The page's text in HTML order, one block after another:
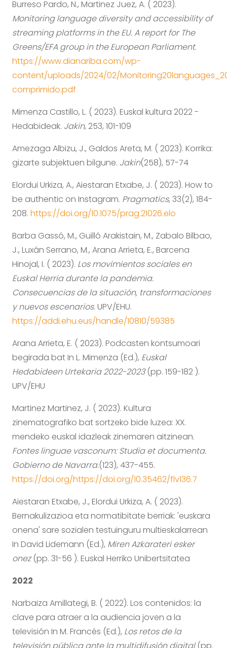
Burreso Pardo, N., Martinez Juez, A. ( 2023).
Monitoring language diversity and accessibility of
streaming platforms in the EU. A report for The
Greens/EFA group in the European Parliament.
https://www.dianariba.com/wp-
content/uploads/2024/02/
comprimido.pdf
Mimenza Castillo, L. ( 2023). Euskal kultura 2022 -
Hedabideak. Jakin, 253, 101-109
Amezaga Albizu, J., Galdos Areta, M. ( 2023). Korrika:
gizarte subjektuen bilgune. Jakin(258), 57-74
Elordui Urkiza, A., Aiestaran Etxabe, J. ( 2023). How to
be authentic on Instagram. Pragmatics, 33(2), 184-
208. https://doi.org/10.1075/prag.21026.elo
Barba Gassó, M., Guilló Arakistain, M., Zabalo Bilbao,
J., Luxán Serrano, M., Arana Arrieta, E., Barcena
Hinojal, I. ( 2023). Los movimientos sociales en
Euskal Herria durante la pandemia.
Consecuencias de la situación, transformaciones
y nuevos escenarios. UPV/EHU.
https://addi.ehu.eus/handle/10810/59385
Arana Arrieta, E. ( 2023). Podcasten kontsumoari
begirada bat In L. Mimenza (Ed.), Euskal
Hedabideen Urtekaria 2022-2023(pp. 159-182 ).
UPV/EHU
Martinez Martinez, J. ( 2023). Kultura
zinematografiko bat sortzeko bide luzea: XX.
mendeko euskal idazleak zinemaren aitzinean.
Fontes linguae vasconum: Studia et documenta.
Gobierno de Navarra.(123), 437-455.
https://doi.org/https://doi.org/10.35462/flv136.7
Aiestaran Etxabe, J., Elordui Urkiza, A. ( 2023).
Bernakulizazioa eta normatibitate berriak: 'euskara
onena' sare sozialen testuinguru multieskalarrean
In David Lidemann (Ed.), Miren Azkarateri esker
onez(pp. 31-56 ). Euskal Herriko Unibertsitatea
2022
Narbaiza Amillategi, B. ( 2022). Los contenidos: la
clave para atraer a la audiencia joven a la
televisión In M. Francés (Ed.), Los retos de la